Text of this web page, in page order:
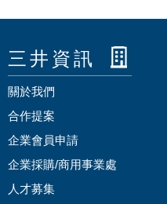
三井資訊
關於我們
合作提案
企業會員申請
企業採購/商用事業處
人才募集